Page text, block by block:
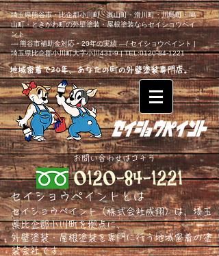
埼玉県熊谷市・比企郡小川町・嵐山町・滑川町・川島町・鳩
山町・ときがわ町の外壁塗装・屋根塗装ならセイショウペイ
ント
― 熊谷市補助金対応・20年の実績 ―/ セイショウペイント |
埼玉県比企郡小川町大字小川431-9 | TEL:0120-84-1221
地域密着で20年、あなたの町の外壁塗装専門店。
​お問い合わせはコチラ
セイショウペイントとは
セイショウペイント（株式会社成翔）は、埼玉
県比企郡小川町を拠点に、
外壁塗装・屋根塗装を専門に行う地域密着の塗
装会社です。